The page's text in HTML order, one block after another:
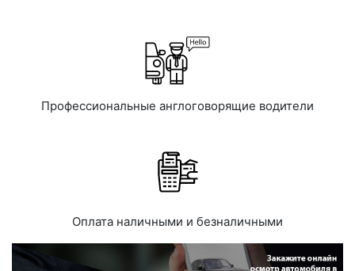
Профессиональные англоговорящие водители
Оплата наличными и безналичными